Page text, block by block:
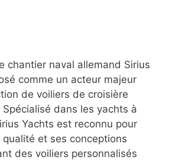
chantier naval allemand Sirius
comme un acteur majeur
de voiliers de croisière
dans les yachts à
Yachts est reconnu pour
et ses conceptions
des voiliers personnalisés